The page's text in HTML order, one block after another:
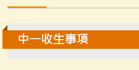
中一收生事項